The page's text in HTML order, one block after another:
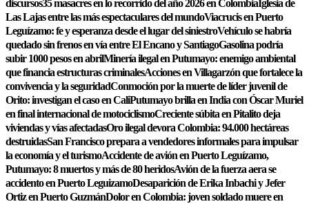
discursos35 masacres en lo recorrido del año 2026 en ColombiaIglesia de
Las Lajas entre las más espectaculares del mundoViacrucis en Puerto
Leguízamo: fe y esperanza desde el lugar del siniestroVehículo se habría
quedado sin frenos en vía entre El Encano y SantiagoGasolina podría
subir 1000 pesos en abrilMinería ilegal en Putumayo: enemigo ambiental
que financia estructuras criminalesAcciones en Villagarzón que fortalece la
convivencia y la seguridadConmoción por la muerte de líder juvenil de
Orito: investigan el caso en CaliPutumayo brilla en India con Óscar Muriel
en final internacional de motociclismoCreciente súbita en Pitalito deja
viviendas y vías afectadasOro ilegal devora Colombia: 94.000 hectáreas
destruidasSan Francisco prepara a vendedores informales para impulsar
la economía y el turismoAccidente de avión en Puerto Leguízamo,
Putumayo: 8 muertos y más de 80 heridosAvión de la fuerza aera se
accidento en Puerto LeguizamoDesaparición de Erika Inbachi y Jefer
Ortiz en Puerto GuzmánDolor en Colombia: joven soldado muere en